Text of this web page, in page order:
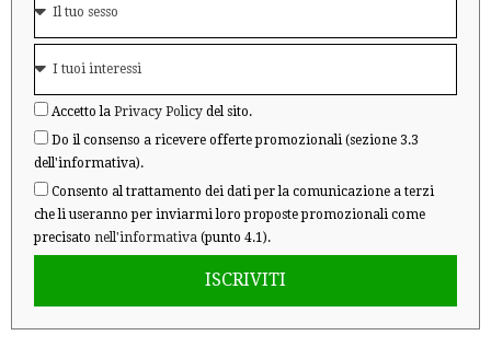
Accetto la Privacy Policy del sito.
Do il consenso a ricevere offerte promozionali (sezione 3.3
dell'informativa).
Consento al trattamento dei dati per la comunicazione a terzi
che li useranno per inviarmi loro proposte promozionali come
precisato nell'informativa (punto 4.1).
ISCRIVITI